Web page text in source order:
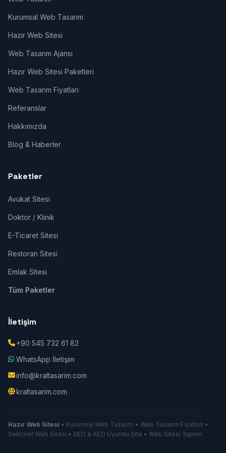
Kurumsal Web Tasarım
Hazır Web Sitesi
Web Tasarım Ajansı
Hazır Web Sitesi Paketleri
Web Tasarım Fiyatları
Referanslar
Hakkımızda
Blog & Haberler
Paketler
Avukat Sitesi
Doktor / Klinik
E-Ticaret Sitesi
Restoran Sitesi
Emlak Sitesi
Tüm Paketler
İletişim
+90 545 732 61 82
WhatsApp İletişim
info@kraltasarim.com
kraltasarim.com
Hazır Web Sitesi • Kurumsal Web Tasarım • Web Tasarım Fiyatları •
Sektörel Web Sitesi • SEO & AEO Uyumlu Site • Web Sitesi Yapımı